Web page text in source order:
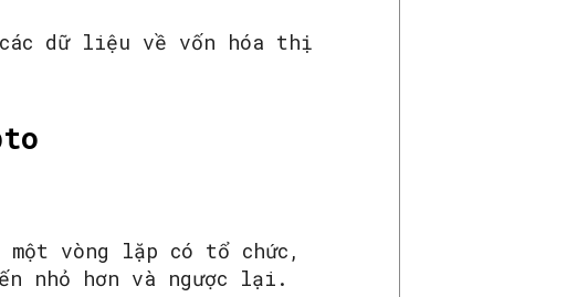
dữ liệu về vốn hóa thị
vòng lặp có tổ chức,
nhỏ hơn và ngược lại.